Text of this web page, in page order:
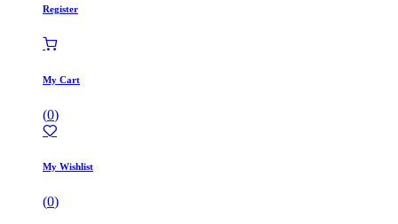
Register
My Cart
(0)
My Wishlist
(0)